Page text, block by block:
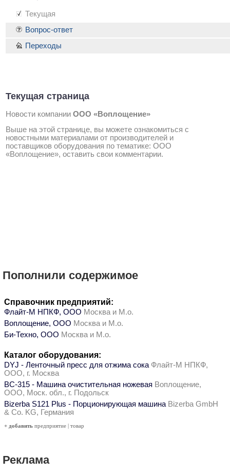
Текущая
Текущая страница
Новости компании ООО «Воплощение»
Выше на этой странице, вы можете ознакомиться с
новостными материалами от производителей и
поставщиков оборудования по тематике: ООО
«Воплощение», оставить свои комментарии.
Вопрос-ответ
Переходы
Пополнили содержимое
Справочник предприятий:
Флайт-М НПКФ, ООО Москва и М.о.
Воплощение, ООО Москва и М.о.
Би-Техно, ООО Москва и М.о.
Каталог оборудования:
DYJ - Ленточный пресс для отжима сока Флайт-М НПКФ,
ООО, г. Москва
ВС-315 - Машина очистительная ножевая Воплощение,
ООО, Моск. обл., г. Подольск
Bizerba S121 Plus - Порционирующая машина Bizerba GmbH
& Co. KG, Германия
+ добавить предприятие | товар
Реклама